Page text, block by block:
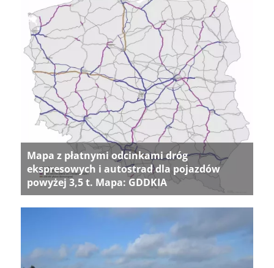
Mapa z płatnymi odcinkami dróg
ekspresowych i autostrad dla pojazdów
powyżej 3,5 t. Mapa: GDDKIA